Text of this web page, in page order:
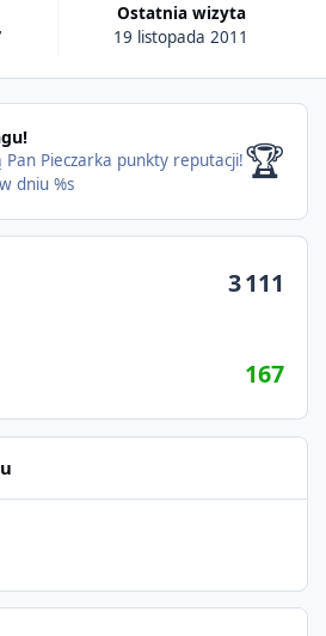
Ostatnia wizyta
19 listopada 2011
Pan Pieczarka punkty reputacji!
dniu %s
🏆
3 111
167